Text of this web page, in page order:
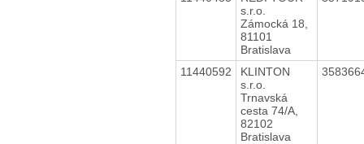
s.r.o.
Zámocká 18,
81101
Bratislava
11440592
KLINTON
s.r.o.
Trnavská
cesta 74/A,
82102
Bratislava